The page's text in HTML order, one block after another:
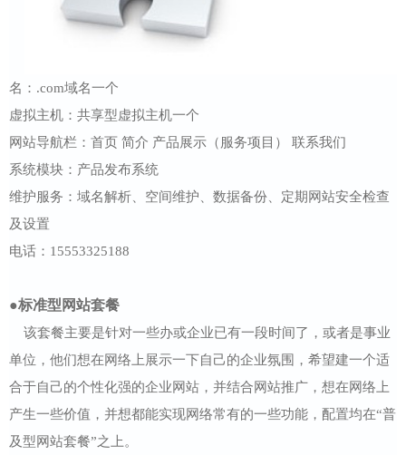
名：.com域名一个
虚拟主机：共享型虚拟主机一个
网站导航栏：首页 简介 产品展示（服务项目） 联系我们
系统模块：产品发布系统
维护服务：域名解析、空间维护、数据备份、定期网站安全检查
及设置
电话：15553325188
●标准型网站套餐
该套餐主要是针对一些办或企业已有一段时间了，或者是事业
单位，他们想在网络上展示一下自己的企业氛围，希望建一个适
合于自己的个性化强的企业网站，并结合网站推广，想在网络上
产生一些价值，并想都能实现网络常有的一些功能，配置均在“普
及型网站套餐”之上。